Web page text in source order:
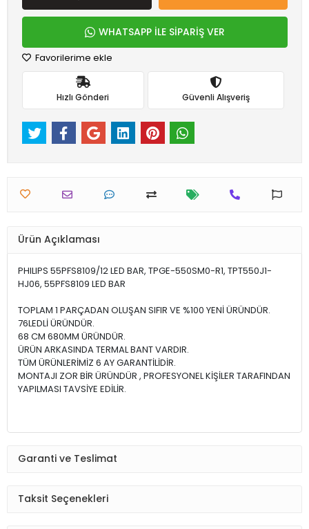
WHATSAPP İLE SİPARİŞ VER
Favorilerime ekle
Hızlı Gönderi Güvenli Alışveriş
Ürün Açıklaması
PHILIPS 55PFS8109/12 LED BAR, TPGE-550SM0-R1, TPT550J1-
HJ06, 55PFS8109 LED BAR
TOPLAM 1 PARÇADAN OLUŞAN SIFIR VE %100 YENİ ÜRÜNDÜR.
76LEDLİ ÜRÜNDÜR.
68 CM 680MM ÜRÜNDÜR.
ÜRÜN ARKASINDA TERMAL BANT VARDIR.
TÜM ÜRÜNLERİMİZ 6 AY GARANTİLİDİR.
MONTAJI ZOR BİR ÜRÜNDÜR , PROFESYONEL KİŞİLER TARAFINDAN
YAPILMASI TAVSİYE EDİLİR.
Garanti ve Teslimat
Taksit Seçenekleri